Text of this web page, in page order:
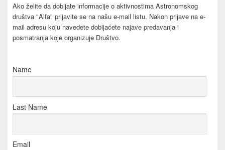
Ako želite da dobijate informacije o aktivnostima Astronomskog
društva "Alfa" prijavite se na našu e-mail listu. Nakon prijave na e-
mail adresu koju navedete dobijaćete najave predavanja i
posmatranja koje organizuje Društvo.
Name
Last Name
Email